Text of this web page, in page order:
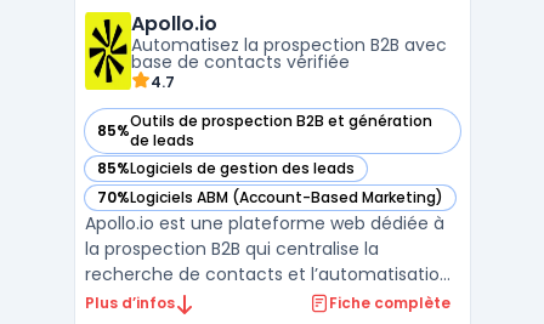
qualifiés, de convertir le trafic web en
rendez-vous ...
Apollo.io
Automatisez la prospection B2B avec
base de contacts vérifiée
4.7
85%Outils de prospection B2B et génération
de leads
— voir Apollo.io dans cette catégorie
85%Logiciels de gestion des leads
— voir Apollo.io dans cette catégorie
70%Logiciels ABM (Account-Based Marketing)
— voir Apollo.io dans cette catégorie
Apollo.io est une plateforme web dédiée à
la prospection B2B qui centralise la
recherche de contacts et l’automatisation
des campagnes d’outreach. L’outil cible
Plus d’infos Fiche complète